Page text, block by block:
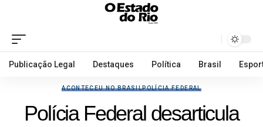
Publicação Legal Destaques Política Brasil
ACONTECEU NO BRASILPOLÍCIA FEDERAL
Polícia Federal desarticula